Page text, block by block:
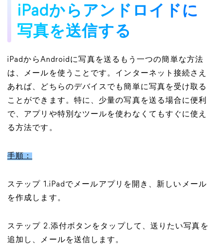
iPadからアンドロイドに
写真を送信する
iPadからAndroidに写真を送るもう一つの簡単な方法
は、メールを使うことです。インターネット接続さえ
あれば、どちらのデバイスでも簡単に写真を受け取る
ことができます。特に、少量の写真を送る場合に便利
で、アプリや特別なツールを使わなくてもすぐに使え
る方法です。
手順：
ステップ 1.iPadでメールアプリを開き、新しいメール
を作成します。
ステップ 2.添付ボタンをタップして、送りたい写真を
追加し、メールを送信します。